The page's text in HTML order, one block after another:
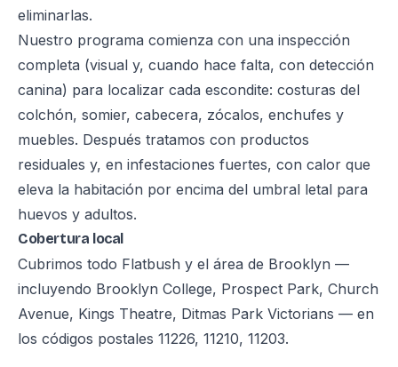
eliminarlas.
Nuestro programa comienza con una inspección
completa (visual y, cuando hace falta, con detección
canina) para localizar cada escondite: costuras del
colchón, somier, cabecera, zócalos, enchufes y
muebles. Después tratamos con productos
residuales y, en infestaciones fuertes, con calor que
eleva la habitación por encima del umbral letal para
huevos y adultos.
Cobertura local
Cubrimos todo Flatbush y el área de Brooklyn —
incluyendo Brooklyn College, Prospect Park, Church
Avenue, Kings Theatre, Ditmas Park Victorians — en
los códigos postales 11226, 11210, 11203.